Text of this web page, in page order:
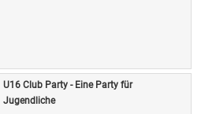
U16 Club Party - Eine Party für
Jugendliche